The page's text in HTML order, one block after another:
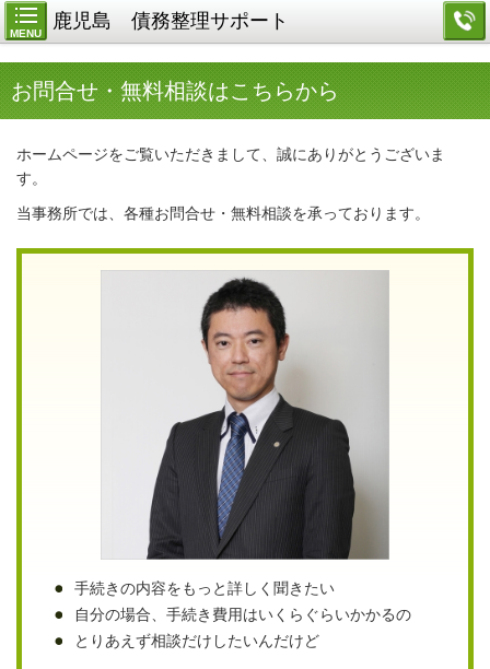
MENU
鹿児島 債務整理サポート
お問合せ・無料相談はこちらから
ホームページをご覧いただきまして、誠にありがとうございま
す。
当事務所では、各種お問合せ・無料相談を承っております。
手続きの内容をもっと詳しく聞きたい
自分の場合、手続き費用はいくらぐらいかかるの
とりあえず相談だけしたいんだけど